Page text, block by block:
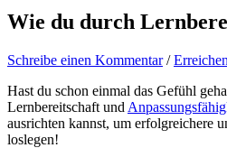
Wie du durch
Schreibe einen Kommentar /Erreichen
Hast du schon einmal das Gefühl
Lernbereitschaft und
ausrichten kannst, um erfolgreichere
loslegen!